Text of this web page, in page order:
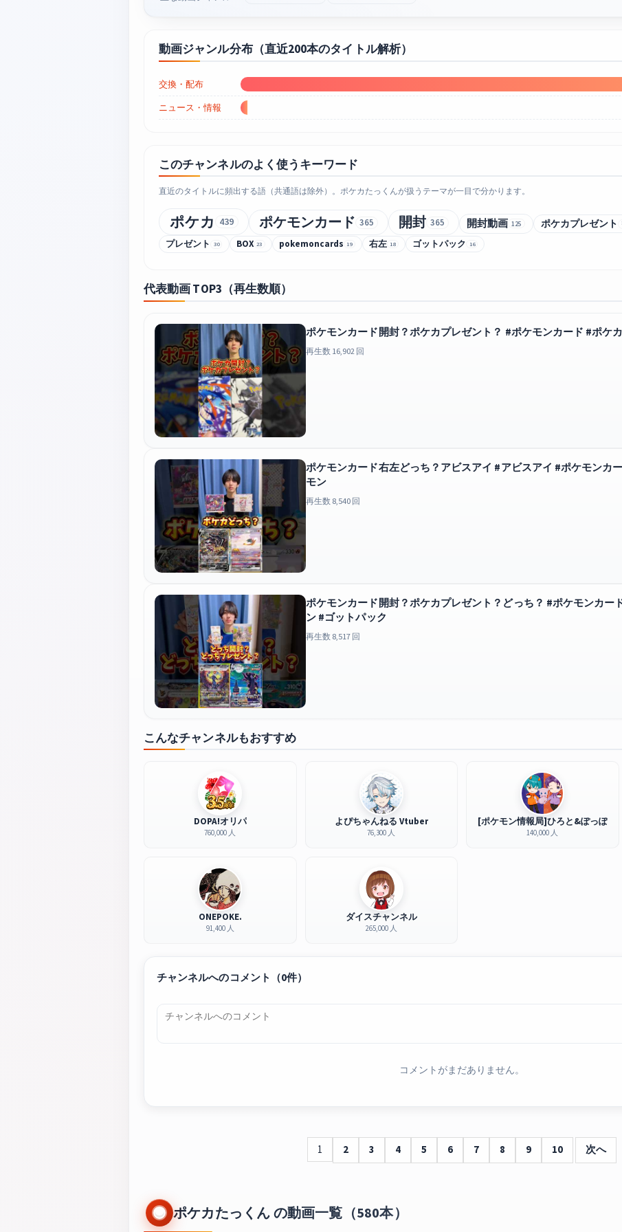
動画ジャンル分布（直近200本のタイトル解析）
交換・配布
ニュース・情報
このチャンネルのよく使うキーワード
直近のタイトルに頻出する語（共通語は除外）。ポケカたっくんが扱うテーマが一目で分かります。
ポケカ 439 ポケモンカード 365 開封 365 開封動画 125 ポケカプレゼント
プレゼント 30 BOX 23 pokemoncards 19 右左 18 ゴットパック 16
代表動画 TOP3（再生数順）
ポケモンカード開封？ポケカプレゼント？ #ポケモンカード #ポケ
再生数 16,902 回
ポケモンカード右左どっち？アビスアイ #アビスアイ #ポケモンカ
モン
再生数 8,540 回
ポケモンカード開封？ポケカプレゼント？どっち？ #ポケモンカー
ン #ゴットパック
再生数 8,517 回
こんなチャンネルもおすすめ
DOPA!オリパ
760,000 人
よぴちゃんねる Vtuber
76,300 人
[ポケモン情報局]ひろと&ぽっぽ
140,000 人
ONEPOKE.
91,400 人
ダイスチャンネル
265,000 人
チャンネルへのコメント（0件）
コメントがまだありません。
1 2 3 4 5 6 7 8 9 10 次へ
ポケカたっくん の動画一覧（580本）